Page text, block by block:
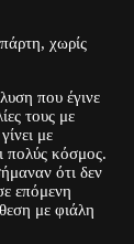
χωρίς
που έγινε
τους με
με
πολύς κόσμος.
ότι δεν
επόμενη
με φιάλη